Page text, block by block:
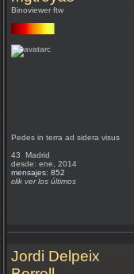
Binoviewer ftw
Pedes in terra ad sidera visus
43 Madrid
desde: ene, 2014
mensajes: 852
clik ver los últimos
Jordi Delpeix